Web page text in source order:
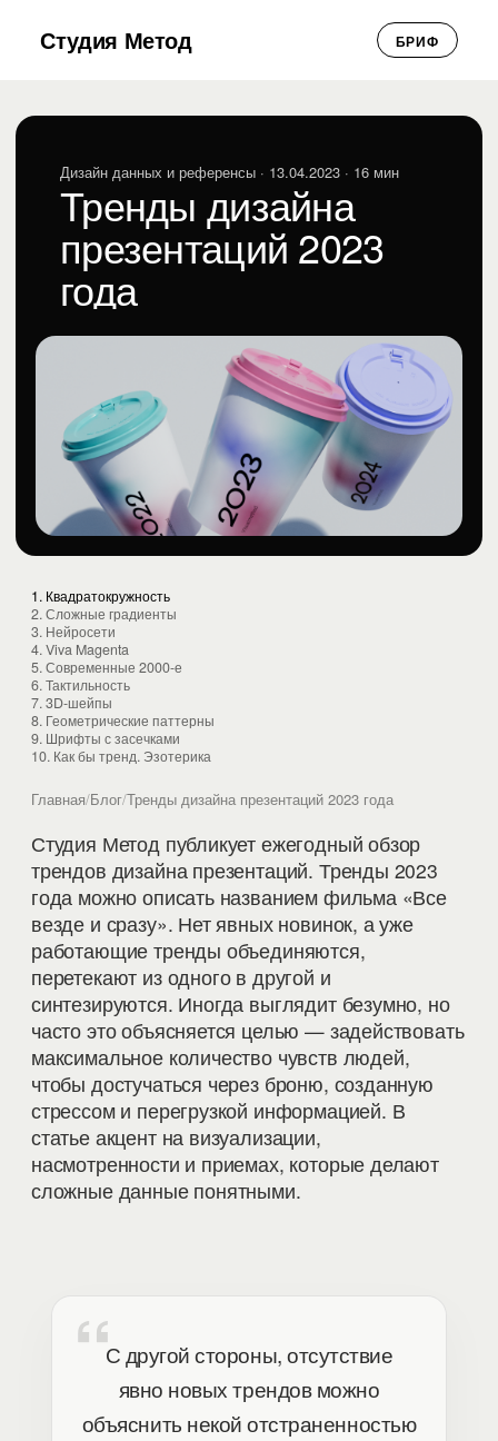
Студия Метод БРИФ
Дизайн данных и референсы · 13.04.2023 · 16 мин
Тренды дизайна
презентаций 2023
года
ВР
Дизайн данных и референсы · 13.04.2023
1. Квадратокружность
2. Сложные градиенты
3. Нейросети
4. Viva Magenta
5. Современные 2000-е
6. Тактильность
7. 3D-шейпы
8. Геометрические паттерны
9. Шрифты с засечками
10. Как бы тренд. Эзотерика
Главная/Блог/Тренды дизайна презентаций 2023 года
Студия Метод публикует ежегодный обзор
трендов дизайна презентаций. Тренды 2023
года можно описать названием фильма «Все
везде и сразу». Нет явных новинок, а уже
работающие тренды объединяются,
перетекают из одного в другой и
синтезируются. Иногда выглядит безумно, но
часто это объясняется целью — задействовать
максимальное количество чувств людей,
чтобы достучаться через броню, созданную
стрессом и перегрузкой информацией. В
статье акцент на визуализации,
насмотренности и приемах, которые делают
сложные данные понятными.
С другой стороны, отсутствие
явно новых трендов можно
объяснить некой отстраненностью